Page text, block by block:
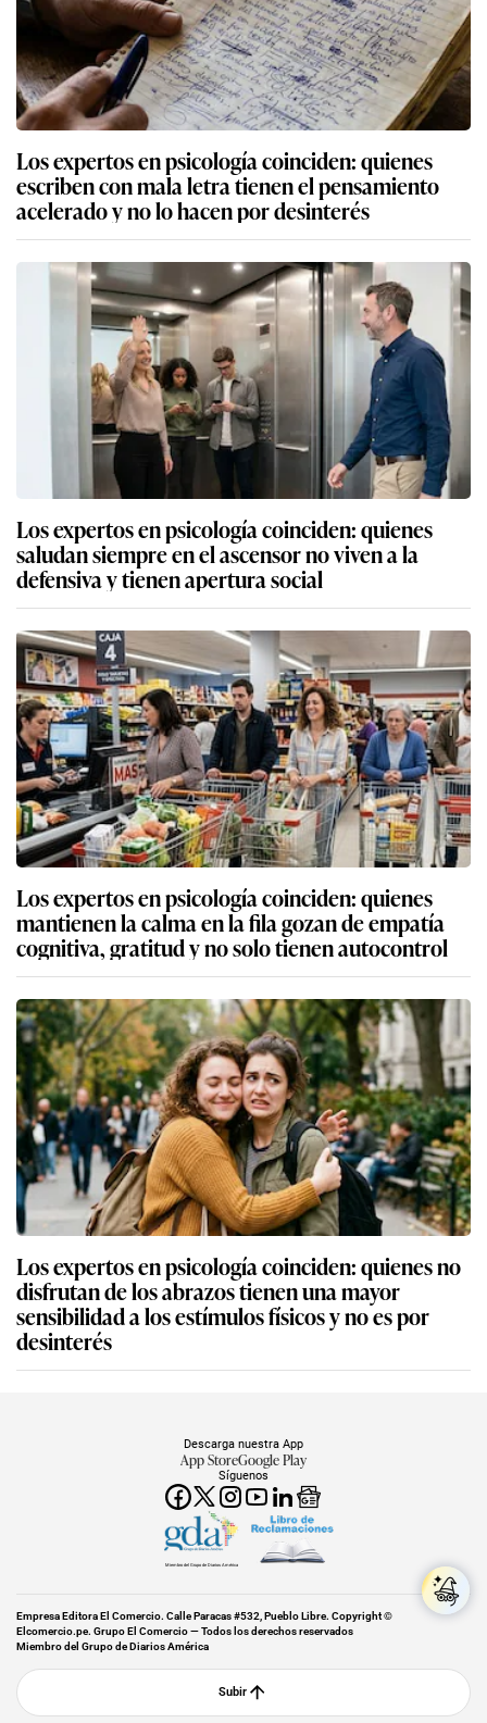
Los expertos en psicología coinciden: quienes
escriben con mala letra tienen el pensamiento
acelerado y no lo hacen por desinterés
Los expertos en psicología coinciden: quienes
saludan siempre en el ascensor no viven a la
defensiva y tienen apertura social
Los expertos en psicología coinciden: quienes
mantienen la calma en la fila gozan de empatía
cognitiva, gratitud y no solo tienen autocontrol
Los expertos en psicología coinciden: quienes no
disfrutan de los abrazos tienen una mayor
sensibilidad a los estímulos físicos y no es por
desinterés
Síguenos
Descarga nuestra App
App StoreGoogle Play
Miembro del Grupo de Diarios América
Empresa Editora El Comercio. Calle Paracas #532, Pueblo Libre. Copyright ©
Elcomercio.pe. Grupo El Comercio — Todos los derechos reservados
Miembro del Grupo de Diarios América
Subir